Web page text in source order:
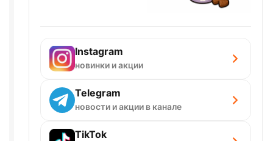
Instagram
новинки и акции
Telegram
новости и акции в канале
TikTok